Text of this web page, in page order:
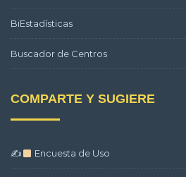
BiEstadísticas
Buscador de Centros
COMPARTE Y SUGIERE
✍ Encuesta de Uso